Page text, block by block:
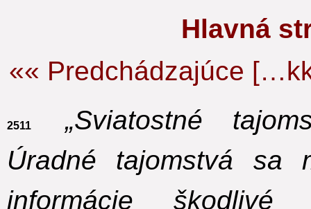
Hlavná
«« Predchádzajúce
2511
„Sviatostné
Úradné tajomstvá sa
informácie